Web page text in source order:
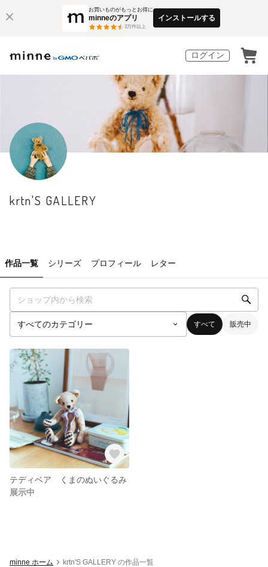
お買いものがもっとお得に
minneのアプリ
3万件以上
インストールする
ログイン
krtn'S GALLERY
作品一覧 シリーズ プロフィール レター
すべて 販売中
テディベア くまのぬいぐるみ
展示中
minne ホーム krtn'S GALLERY の作品一覧